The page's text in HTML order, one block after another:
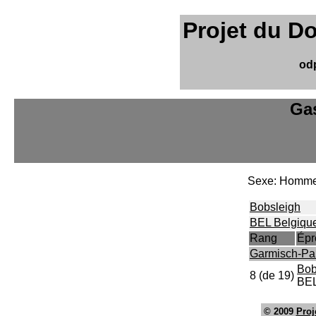
Projet du
Sexe:
Bobsleigh
BEL
Rang
Garmisch-
8 (de 19)
© 2009